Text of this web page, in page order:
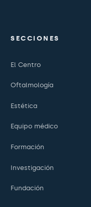
SECCIONES
El Centro
Oftalmología
Estética
Equipo médico
Formación
Investigación
Fundación